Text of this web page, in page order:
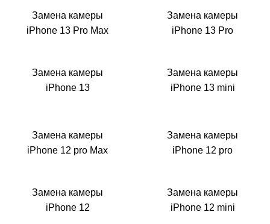
Замена камеры
iPhone 13 Pro Max
Замена камеры
iPhone 13 Pro
Замена камеры
iPhone 13
Замена камеры
iPhone 13 mini
Замена камеры
iPhone 12 pro Max
Замена камеры
iPhone 12 pro
Замена камеры
iPhone 12
Замена камеры
iPhone 12 mini